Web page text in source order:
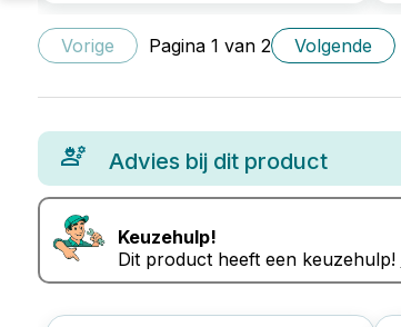
Vorige Pagina 1 van 2 Volgende
Advies bij dit product
Keuzehulp!
Dit product heeft een keuzehulp!